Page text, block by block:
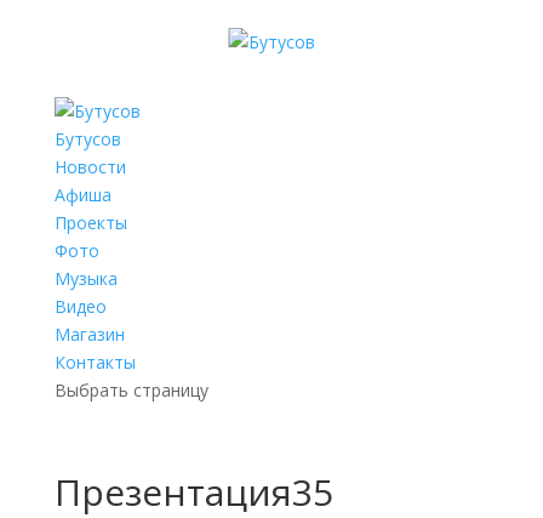
Бутусов
Новости
Афиша
Проекты
Фото
Музыка
Видео
Магазин
Контакты
Выбрать страницу
Презентация35